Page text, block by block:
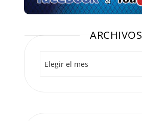
ARCHIVOS